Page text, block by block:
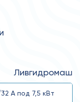
Ливгидромаш
А под 7,5 кВт